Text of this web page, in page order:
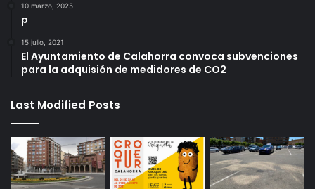
10 marzo, 2025
p
15 julio, 2021
El Ayuntamiento de Calahorra convoca subvenciones
para la adquisión de medidores de CO2
Last Modified Posts